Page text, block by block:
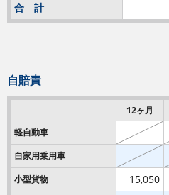
合 計
自賠責
12ヶ月
軽自動車
自家用乗用車
小型貨物 15,050